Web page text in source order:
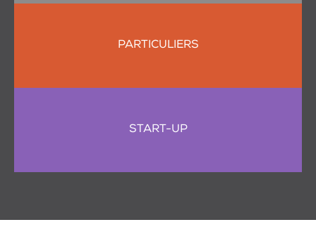
PARTICULIERS
START-UP